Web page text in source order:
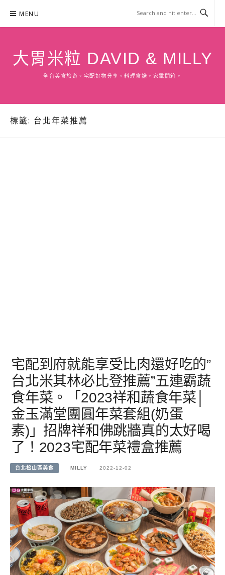
content
MENU
大胃米粒 DAVID & MILLY
全台美食旅遊。宅配好物分享。料理食譜。家電開箱。
標籤: 台北年菜推薦
宅配到府就能享受比肉還好吃的”
台北米其林必比登推薦”五連霸蔬
食年菜。「2023祥和蔬食年菜│
金玉滿堂團圓年菜套組(奶蛋
素)」招牌祥和佛跳牆真的太好喝
了！2023宅配年菜禮盒推薦
台北松山區美食 MILLY 2022-12-02